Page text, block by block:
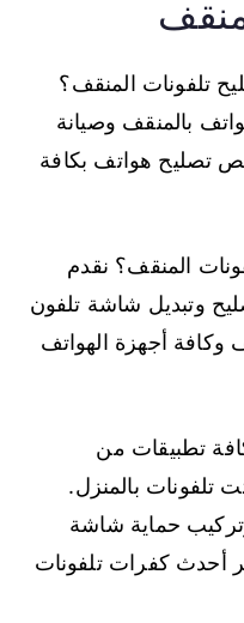
تلفونات المنقف؟
بالمنقف وصيانة
تصليح هواتف بكافة
المنقف؟ نقدم
وتبديل شاشة تلفون
أجهزة الهواتف
تطبيقات من
حماية شاشة
أحدث كفرات تلفونات